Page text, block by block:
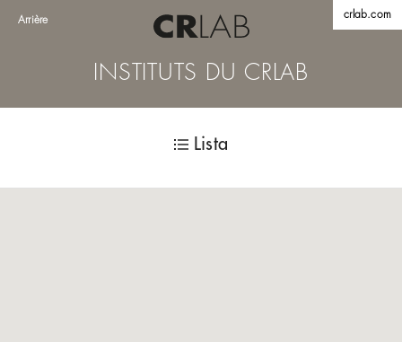
Arrière crlab.com
INSTITUTS DU CRLAB
Lista